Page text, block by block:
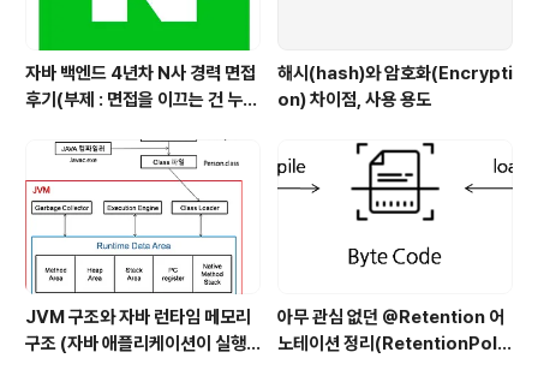
자바 백엔드 4년차 N사 경력 면접
후기(부제 : 면접을 이끄는 건 누구
해시(hash)와 암호화(Encrypti
on) 차이점, 사용 용도
JVM 구조와 자바 런타임 메모리
구조 (자바 애플리케이션이 실행
아무 관심 없던 @Retention 어
노테이션 정리(RetentionPolic